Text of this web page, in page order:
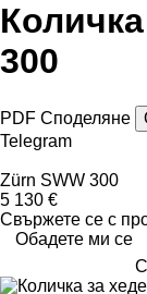
300
PDF Споделяне
Telegram
Zürn SWW 300
5 130 €
Свържете се с
Обадете ми се